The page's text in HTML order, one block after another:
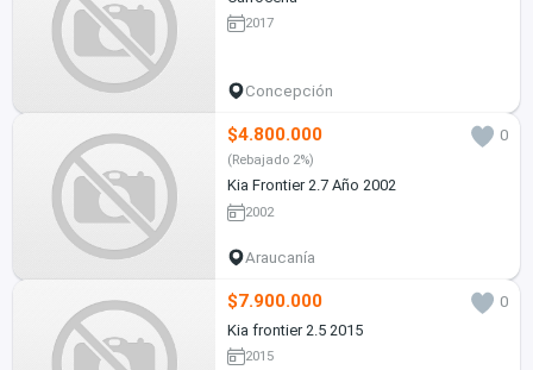
2017
Concepción
$4.800.000 0
(Rebajado 2%)
Kia Frontier 2.7 Año 2002
2002
Araucanía
$7.900.000
0
Kia frontier 2.5 2015
2015